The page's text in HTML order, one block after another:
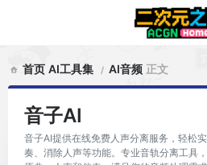
首页 AI工具集 AI音频 正文
音子AI
音子AI提供在线免费人声分离服务，轻松
奏、消除人声等功能。专业音轨分离工具